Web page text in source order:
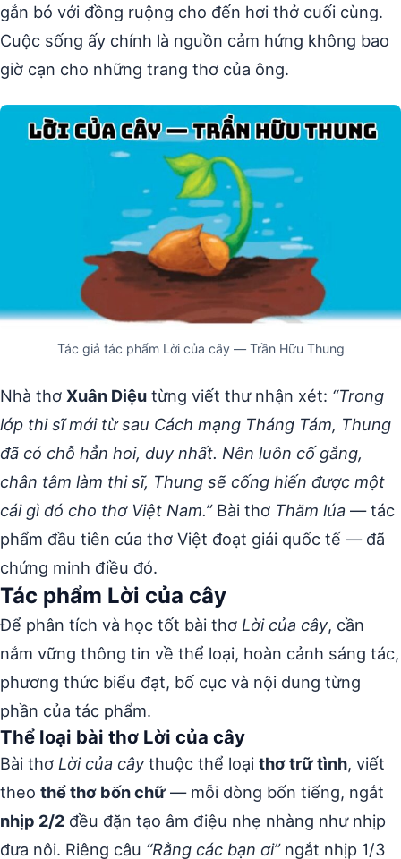
gắn bó với đồng ruộng cho đến hơi thở cuối cùng.
Cuộc sống ấy chính là nguồn cảm hứng không bao
giờ cạn cho những trang thơ của ông.
Tác giả tác phẩm Lời của cây — Trần Hữu Thung
Nhà thơ Xuân Diệu từng viết thư nhận xét: “Trong
lớp thi sĩ mới từ sau Cách mạng Tháng Tám, Thung
đã có chỗ hẳn hoi, duy nhất. Nên luôn cố gắng,
chân tâm làm thi sĩ, Thung sẽ cống hiến được một
cái gì đó cho thơ Việt Nam.”Bài thơ Thăm lúa — tác
phẩm đầu tiên của thơ Việt đoạt giải quốc tế — đã
chứng minh điều đó.
Tác phẩm Lời của cây
Để phân tích và học tốt bài thơ Lời của cây, cần
nắm vững thông tin về thể loại, hoàn cảnh sáng tác,
phương thức biểu đạt, bố cục và nội dung từng
phần của tác phẩm.
Thể loại bài thơ Lời của cây
Bài thơ Lời của câythuộc thể loại thơ trữ tình, viết
theo thể thơ bốn chữ — mỗi dòng bốn tiếng, ngắt
nhịp 2/2 đều đặn tạo âm điệu nhẹ nhàng như nhịp
đưa nôi. Riêng câu “Rằng các bạn ơi”ngắt nhịp 1/3